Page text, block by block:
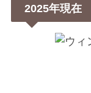
2025年現在